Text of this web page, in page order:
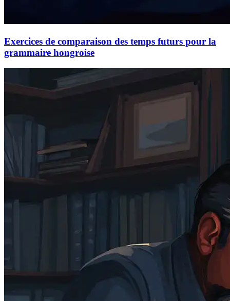
Exercices de comparaison des temps futurs pour la
grammaire hongroise